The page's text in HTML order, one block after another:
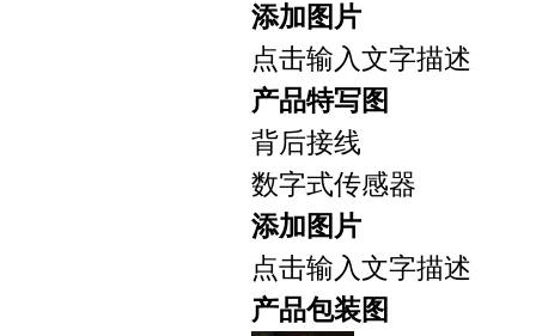
添加图片
点击输入文字描述
产品特写图
背后接线
数字式传感器
添加图片
点击输入文字描述
产品包装图